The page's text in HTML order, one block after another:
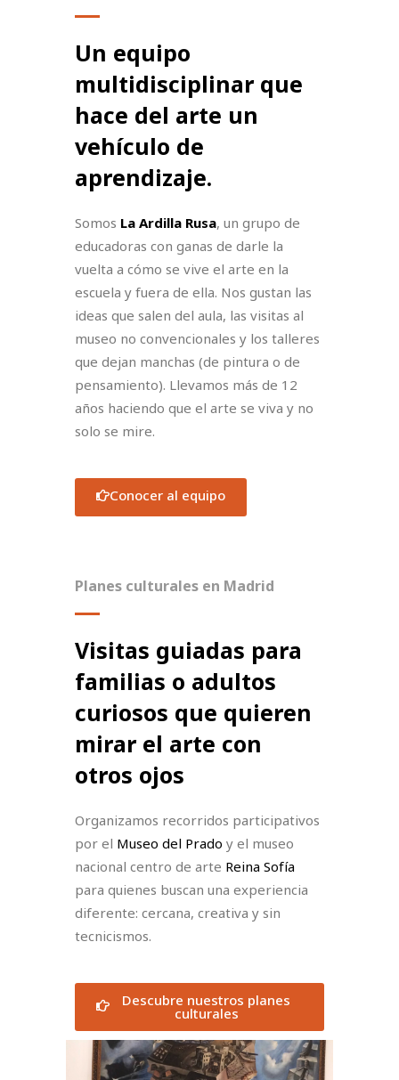
Un equipo
multidisciplinar que
hace del arte un
vehículo de
aprendizaje.
Somos La Ardilla Rusa, un grupo de
educadoras con ganas de darle la
vuelta a cómo se vive el arte en la
escuela y fuera de ella. Nos gustan las
ideas que salen del aula, las visitas al
museo no convencionales y los talleres
que dejan manchas (de pintura o de
pensamiento). Llevamos más de 12
años haciendo que el arte se viva y no
solo se mire.
Conocer al equipo
Planes culturales en Madrid
Visitas guiadas para
familias o adultos
curiosos que quieren
mirar el arte con
otros ojos
Organizamos recorridos participativos
por el Museo del Prado y el museo
nacional centro de arte Reina Sofía
para quienes buscan una experiencia
diferente: cercana, creativa y sin
tecnicismos.
Descubre nuestros planes
culturales